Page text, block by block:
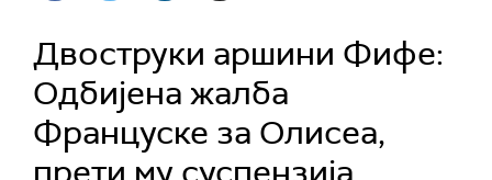
Двоструки аршини Фифе:
Одбијена жалба
Француске за Олисеа,